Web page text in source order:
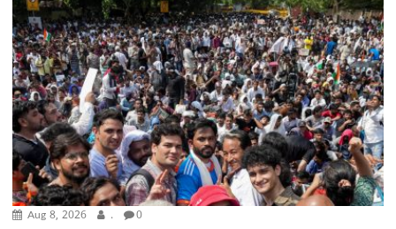
Aug 8, 2026 . 0